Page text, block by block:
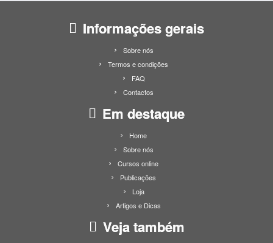
Informações gerais
Sobre nós
Termos e condições
FAQ
Contactos
Em destaque
Home
Sobre nós
Cursos online
Publicações
Loja
Artigos e Dicas
Veja também